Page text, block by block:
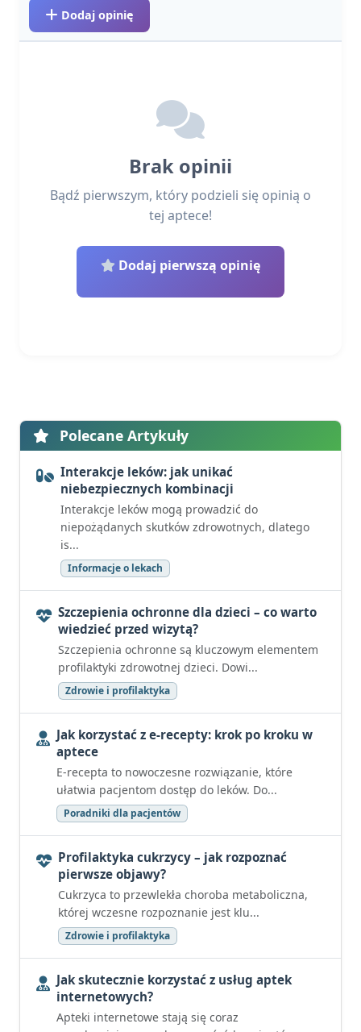
Dodaj opinię
Brak opinii
Bądź pierwszym, który podzieli się opinią o
tej aptece!
Dodaj pierwszą opinię
Polecane Artykuły
Interakcje leków: jak unikać
niebezpiecznych kombinacji
Interakcje leków mogą prowadzić do
niepożądanych skutków zdrowotnych, dlatego
is...
Informacje o lekach
Szczepienia ochronne dla dzieci – co warto
wiedzieć przed wizytą?
Szczepienia ochronne są kluczowym elementem
profilaktyki zdrowotnej dzieci. Dowi...
Zdrowie i profilaktyka
Jak korzystać z e-recepty: krok po kroku w
aptece
E-recepta to nowoczesne rozwiązanie, które
ułatwia pacjentom dostęp do leków. Do...
Poradniki dla pacjentów
Profilaktyka cukrzycy – jak rozpoznać
pierwsze objawy?
Cukrzyca to przewlekła choroba metaboliczna,
której wczesne rozpoznanie jest klu...
Zdrowie i profilaktyka
Jak skutecznie korzystać z usług aptek
internetowych?
Apteki internetowe stają się coraz